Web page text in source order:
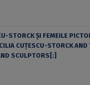
STORCK ŞI FEMEILE
CUŢESCU-STORCK AND
SCULPTORS[:]